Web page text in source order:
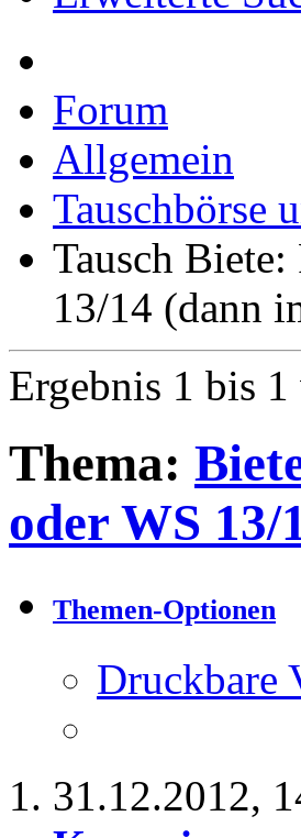
Erweiterte
Forum
Allgemein
Tauschbörse
Tausch
13/14 (dann
Ergebnis 1 bis
Thema:
oder WS
Themen-Optionen
Druckbare